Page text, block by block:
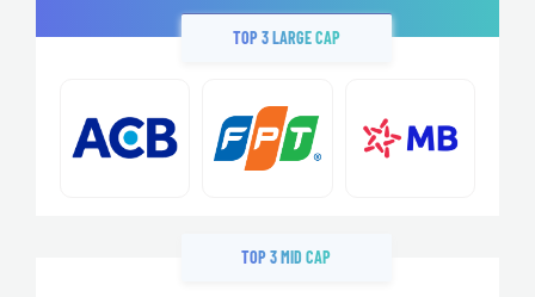
TOP 3 LARGE CAP
TOP 3 MID CAP